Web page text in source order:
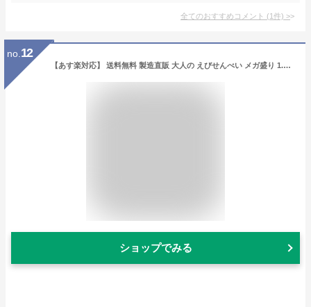
全てのおすすめコメント (1件) >
no. 12
【あす楽対応】 送料無料 製造直販 大人の えびせんべい メガ盛り 1.5Kg 約50人前 訳あり わけあり われせん ではなく正規品 退職 昇進 就職 スイーツ 和菓子 贈り物 お菓子 食べ物 保存食 個包装 せんべい 日持ち お返し お取り寄せ 食品 御歳暮 お歳暮 お年賀 御年賀
ショップでみる